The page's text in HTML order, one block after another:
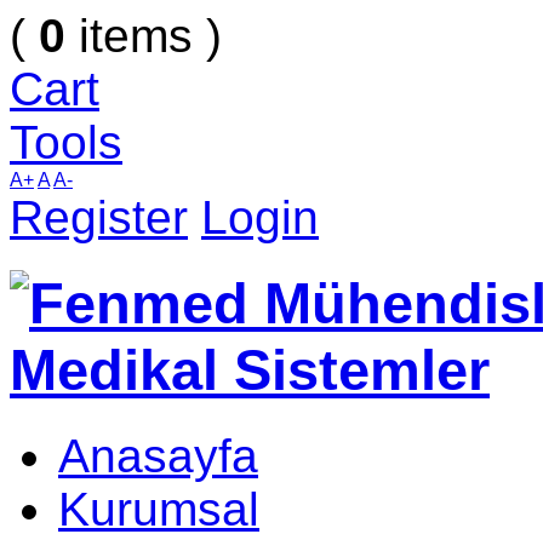
( 0 items )
Cart
Tools
A+AA-
Register Login
Anasayfa
Kurumsal